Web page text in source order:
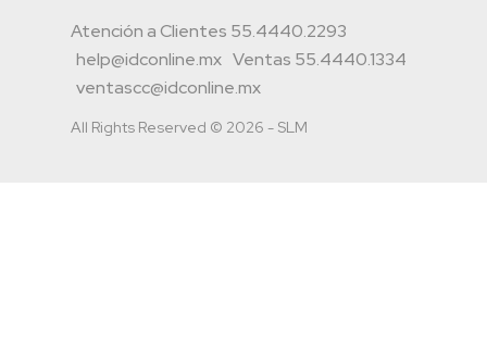
Atención a Clientes 55.4440.2293
help@idconline.mx Ventas 55.4440.1334
ventascc@idconline.mx
All Rights Reserved © 2026 - SLM